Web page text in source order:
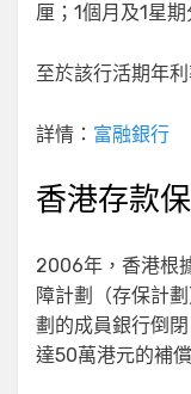
厘；1個月及1星
至於該行活期年利
詳情： 富融銀行
香港存款
2006年，香港根
障計劃（存保計
劃的成員銀行倒
達50萬港元的補償